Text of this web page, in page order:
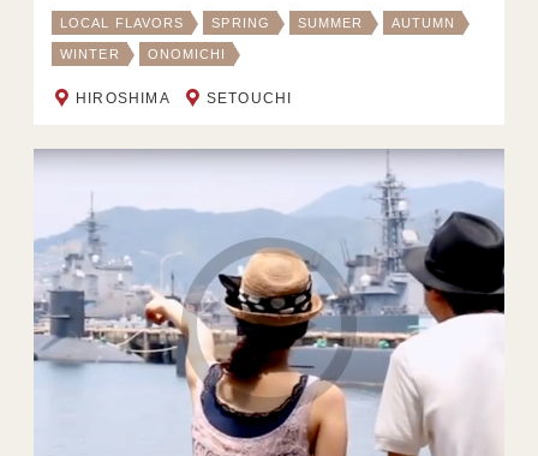
LOCAL FLAVORS SPRING SUMMER AUTUMN
WINTER ONOMICHI
HIROSHIMA SETOUCHI